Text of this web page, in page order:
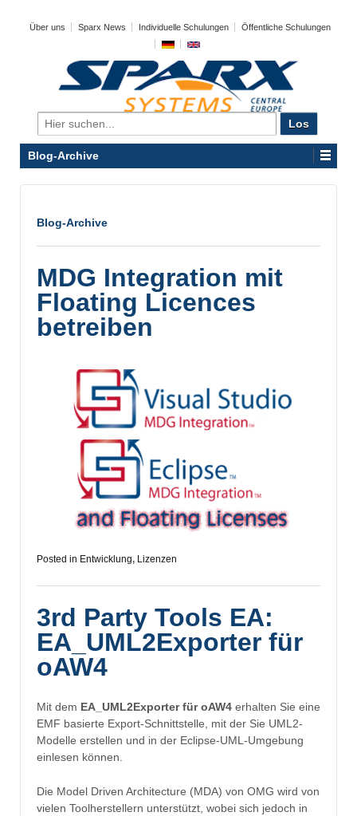
Über uns Sparx News Individuelle Schulungen Öffentliche Schulungen
Search
for:
Blog-Archive
Blog-Archive
MDG Integration mit
Floating Licences
betreiben
Posted in Entwicklung, Lizenzen
3rd Party Tools EA:
EA_UML2Exporter für
oAW4
Mit dem EA_UML2Exporter für oAW4 erhalten Sie eine
EMF basierte Export-Schnittstelle, mit der Sie UML2-
Modelle erstellen und in der Eclipse-UML-Umgebung
einlesen können.
Die Model Driven Architecture (MDA) von OMG wird von
vielen Toolherstellern unterstützt, wobei sich jedoch in